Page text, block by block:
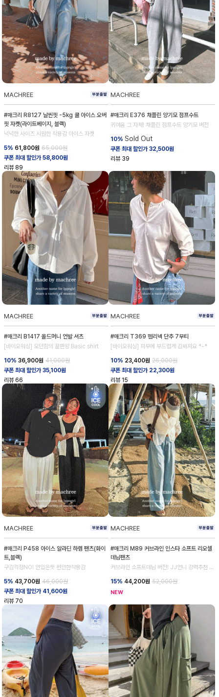
MACHREE
#매크리 R8127 날씬핏 -5kg 쿨 아이스 오버
핏 자켓(라이트베이지, 블랙)
넉넉한 사이즈 시원한 착용감 아이스 자켓
5% 61,800원 65,000원
쿠폰 최대 할인가 58,800원
리뷰 89
MACHREE
#매크리 E376 채플린 양기모 점프수트
귀여움 그 자체! 채플린 점프수트 양기모 버전
10% Sold Out
쿠폰 최대 할인가 32,500원
리뷰 39
MACHREE
#매크리 B1417 올드머니 언발 셔츠
[바이오워싱] 모던함의 끝판왕 Basic shirt
10% 36,900원 41,000원
쿠폰 최대 할인가 35,100원
리뷰 66
MACHREE
#매크리 T369 헨리넥 단추 7부티
[바이오워싱] 피부에 부드럽게 감싸져요 *-*
10% 23,400원 26,000원
쿠폰 최대 할인가 22,300원
리뷰 15
MACHREE
#매크리 P458 아이스 알라딘 하렘 팬츠(화이
트,블랙)
구김걱정NO! 안입은듯 편안한착용감
5% 43,700원 46,000원
쿠폰 최대 할인가 41,600원
리뷰 70
MACHREE
#매크리 M89 커브라인 인스타 소프트 리오셀
데님팬츠
커브라인 소프트데님 버전! JJ언니 강력추천 데
15% 44,200원 52,000원
NEW